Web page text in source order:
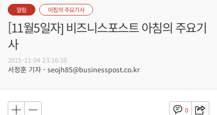
알림 아침의 주요기사
[11월5일자] 비즈니스포스트 아침의 주요기
사
2015-11-04 23:16:10
서정훈 기자 - seojh85@businesspost.co.kr
0